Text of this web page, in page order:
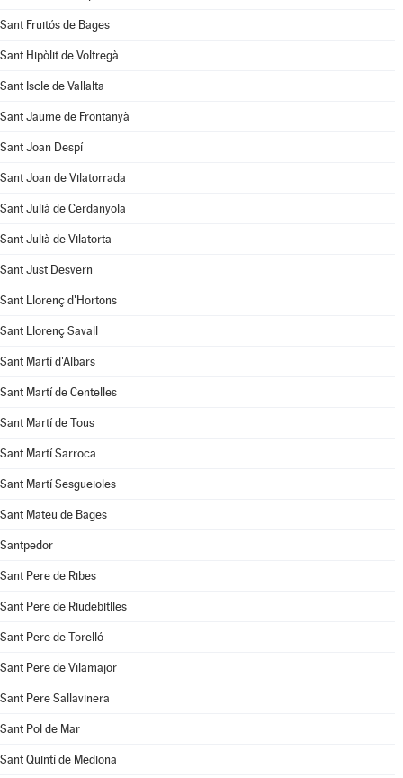
Sant Fruitós de Bages
Sant Hipòlit de Voltregà
Sant Iscle de Vallalta
Sant Jaume de Frontanyà
Sant Joan Despí
Sant Joan de Vilatorrada
Sant Julià de Cerdanyola
Sant Julià de Vilatorta
Sant Just Desvern
Sant Llorenç d'Hortons
Sant Llorenç Savall
Sant Martí d'Albars
Sant Martí de Centelles
Sant Martí de Tous
Sant Martí Sarroca
Sant Martí Sesgueioles
Sant Mateu de Bages
Santpedor
Sant Pere de Ribes
Sant Pere de Riudebitlles
Sant Pere de Torelló
Sant Pere de Vilamajor
Sant Pere Sallavinera
Sant Pol de Mar
Sant Quintí de Mediona